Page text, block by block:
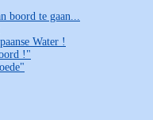
boord te gaan...
Water !
!"